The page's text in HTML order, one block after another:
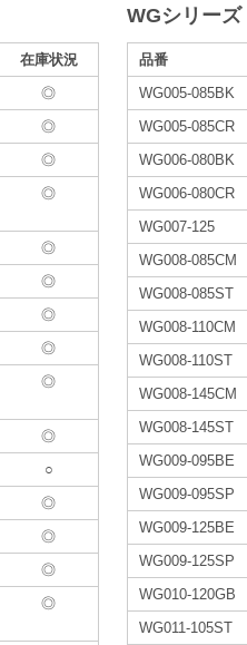
在庫状況
◎
◎
◎
◎
◎
◎
◎
◎
◎
◎
○
◎
◎
◎
◎
WGシリーズ
品番
WG005-085BK
WG005-085CR
WG006-080BK
WG006-080CR
WG007-125
WG008-085CM
WG008-085ST
WG008-110CM
WG008-110ST
WG008-145CM
WG008-145ST
WG009-095BE
WG009-095SP
WG009-125BE
WG009-125SP
WG010-120GB
WG011-105ST